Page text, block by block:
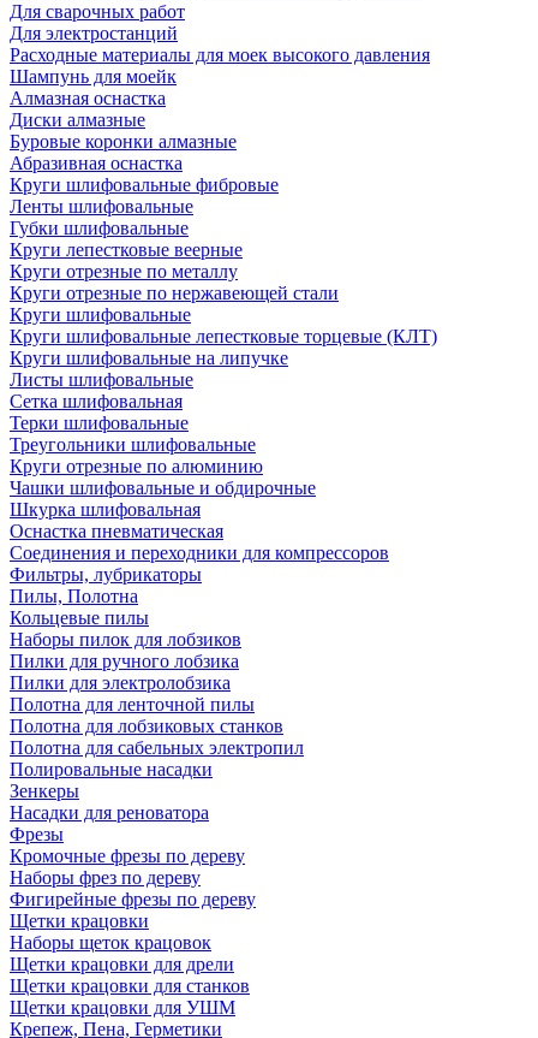
Для сварочных работ
Для электростанций
Расходные материалы для моек высокого давления
Шампунь для моейк
Алмазная оснастка
Диски алмазные
Буровые коронки алмазные
Абразивная оснастка
Круги шлифовальные фибровые
Ленты шлифовальные
Губки шлифовальные
Круги лепестковые веерные
Круги отрезные по металлу
Круги отрезные по нержавеющей стали
Круги шлифовальные
Круги шлифовальные лепестковые торцевые (КЛТ)
Круги шлифовальные на липучке
Листы шлифовальные
Сетка шлифовальная
Терки шлифовальные
Треугольники шлифовальные
Круги отрезные по алюминию
Чашки шлифовальные и обдирочные
Шкурка шлифовальная
Оснастка пневматическая
Соединения и переходники для компрессоров
Фильтры, лубрикаторы
Пилы, Полотна
Кольцевые пилы
Наборы пилок для лобзиков
Пилки для ручного лобзика
Пилки для электролобзика
Полотна для ленточной пилы
Полотна для лобзиковых станков
Полотна для сабельных электропил
Полировальные насадки
Зенкеры
Насадки для реноватора
Фрезы
Кромочные фрезы по дереву
Наборы фрез по дереву
Фигирейные фрезы по дереву
Щетки крацовки
Наборы щеток крацовок
Щетки крацовки для дрели
Щетки крацовки для станков
Щетки крацовки для УШМ
Крепеж, Пена, Герметики